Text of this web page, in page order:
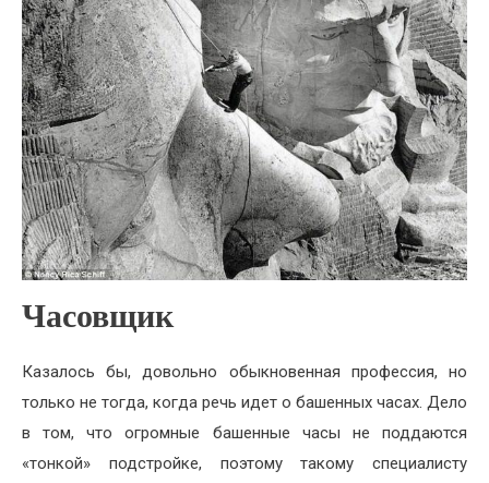
Часовщик
Казалось бы, довольно обыкновенная профессия, но
только не тогда, когда речь идет о башенных часах. Дело
в том, что огромные башенные часы не поддаются
«тонкой» подстройке, поэтому такому специалисту